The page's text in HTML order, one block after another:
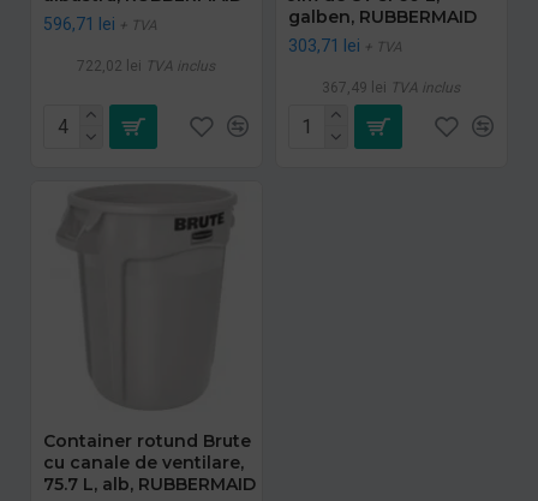
596,71 lei + TVA
722,02 lei TVA inclus
galben, RUBBERMAID
303,71 lei + TVA
367,49 lei TVA inclus
Container rotund Brute
cu canale de ventilare,
75.7 L, alb, RUBBERMAID